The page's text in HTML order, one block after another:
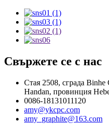
Свържете се с нас
Стая 2508, сграда
Handan, провинция
0086-18131011120
amy@ykcpc.com
amy_graphite@163.com